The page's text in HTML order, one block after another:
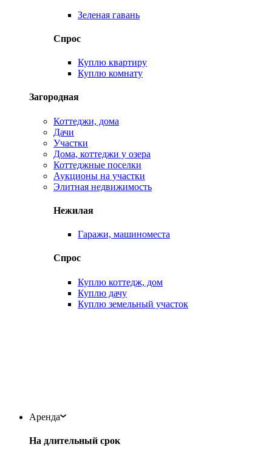
Зеленая гавань
Спрос
Куплю квартиру
Куплю комнату
Загородная
Коттеджи, дома
Дачи
Участки
Дома, коттеджи у озера
Коттеджные поселки
Аукционы на участки
Элитная недвижимость
Нежилая
Гаражи, машиноместа
Спрос
Куплю коттедж, дом
Куплю дачу
Куплю земельный участок
Аренда
На длительный срок